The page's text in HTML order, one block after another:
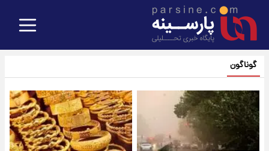
گوناگون